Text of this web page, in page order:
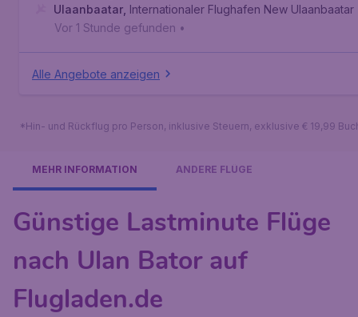
Ulaanbaatar Internationaler Flughafen New
Vor 1 Stunde gefunden •
Alle Angebote anzeigen
*Hin- und Rückflug pro Person, inklusive Steuern, exklusive € 19,99
MEHR INFORMATION ANDERE FLÜGE
Günstige Lastminute Flüge
nach Ulan Bator auf
Flugladen.de